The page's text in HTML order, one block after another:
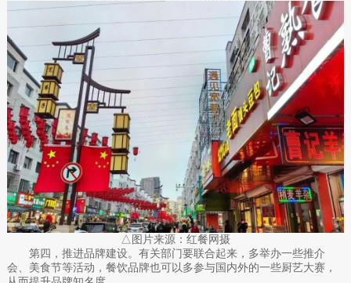
△图片来源：红餐网摄
第四，推进品牌建设。有关部门要联合起来，多举办一些推介
会、美食节等活动，餐饮品牌也可以多参与国内外的一些厨艺大赛，